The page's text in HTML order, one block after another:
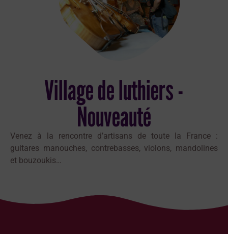
Village de luthiers -
Nouveauté
Venez à la rencontre d’artisans de toute la France :
guitares manouches, contrebasses, violons, mandolines
et bouzoukis…